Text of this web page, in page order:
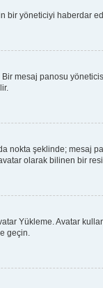
bir yöneticiyi haberdar
mesaj panosu
nokta şeklinde; mesaj
olarak bilinen bir
Yükleme. Avatar
geçin.